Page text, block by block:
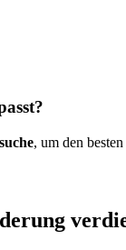
, um den